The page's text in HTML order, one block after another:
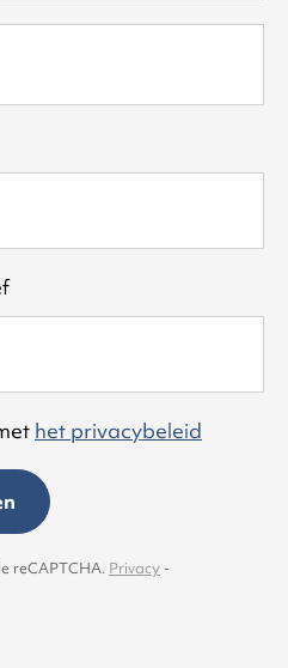
het privacybeleid
reCAPTCHA. Privacy -